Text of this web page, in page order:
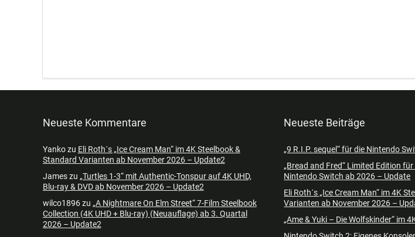
Neueste Kommentare
Yankozu Eli Roth´s „Ice Cream Man“ im 4K Steelbook &
Standard Varianten ab November 2026 – Update2
Jameszu „Turtles 1-3“ mit Authentic-Tonspur auf 4K UHD,
Blu-ray & DVD ab November 2026 – Update2
wilco1896zu „A Nightmare On Elm Street“ 7-Film Steelbook
Collection (4K UHD + Blu-ray) (Neuauflage) ab 3. Quartal
2026 – Update2
Neueste Beiträge
„9 R.I.P. sequel“ für die Nintendo
„Bread and Fred“ Limited Edition
Nintendo Switch ab 2026 – Update
Eli Roth´s „Ice Cream Man“ im 4K
Varianten ab November 2026 –
„Ame & Yuki – Die Wolfskinder“ im